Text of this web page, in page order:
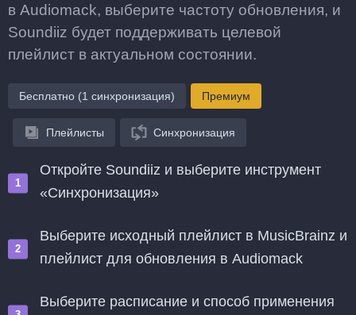
в Audiomack, выберите частоту обновления, и
Soundiiz будет поддерживать целевой
плейлист в актуальном состоянии.
Бесплатно (1 синхронизация) Премиум
Плейлисты Синхронизация
Откройте Soundiiz и выберите инструмент
«Синхронизация»
Выберите исходный плейлист в MusicBrainz и
плейлист для обновления в Audiomack
Выберите расписание и способ применения